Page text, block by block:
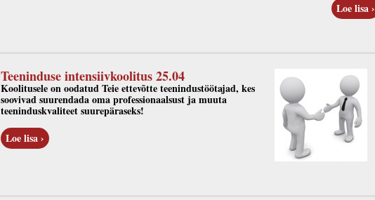
Loe lisa ›
Teeninduse intensiivkoolitus 25.04
Koolitusele on oodatud Teie ettevõtte teenindustöötajad, kes
soovivad suurendada oma professionaalsust ja muuta
teeninduskvaliteet suurepäraseks!
Loe lisa ›